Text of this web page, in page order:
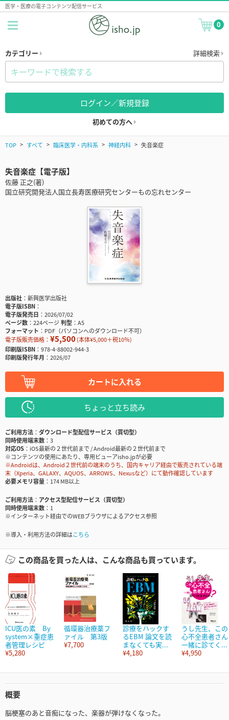
医学・医療の電子コンテンツ配信サービス
0
カテゴリー 詳細検索
ログイン／新規登録
初めての方へ
TOP すべて 臨床医学・内科系 神経内科 失音楽症
失音楽症【電子版】
佐藤 正之(著)
国立研究開発法人国立長寿医療研究センターもの忘れセンター
出版社
新興医学出版社
電子版ISBN
電子版発売日
2026/07/02
ページ数
224ページ判型
A5
フォーマット
PDF（パソコンへのダウンロード不可）
電子版販売価格： ¥5,500(本体¥5,000＋税10％)
印刷版ISBN
978-4-88002-944-3
印刷版発行年月
2026/07
カートに入れる
ちょっと立ち読み
ご利用方法
ダウンロード型配信サービス（買切型）
同時使用端末数
3
対応OS
iOS最新の２世代前まで / Android最新の２世代前まで
※コンテンツの使用にあたり、専用ビューアisho.jpが必要
※Androidは、Android２世代前の端末のうち、国内キャリア経由で販売されている端
末（Xperia、GALAXY、AQUOS、ARROWS、Nexusなど）にて動作確認しています
必要メモリ容量
174 MB以上
ご利用方法
アクセス型配信サービス（買切型）
同時使用端末数
1
※インターネット経由でのWEBブラウザによるアクセス参照
※導入・利用方法の詳細はこちら
この商品を買った人は、こんな商品も買っています。
ICU医の素 By
system×重症患
者管理レシピ
¥5,280
循環器治療薬フ
ァイル 第3版
¥7,700
診療をハックす
るEBM 論文を読
まなくても実...
¥4,180
うし先生、この
心不全患者さん
一緒に診てく...
¥4,950
概要
脳梗塞のあと音痴になった、楽器が弾けなくなった。